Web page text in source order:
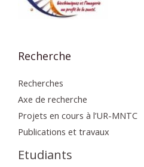
Recherche
Recherches
Axe de recherche
Projets en cours à l’UR-MNTC
Publications et travaux
Etudiants